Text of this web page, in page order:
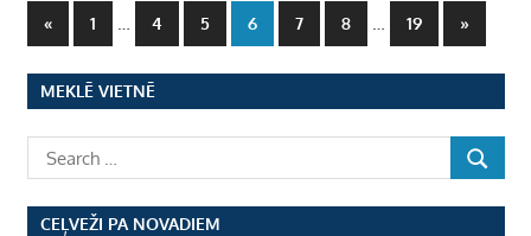
Ziņu
numerācija
pēc
lappusēm
«Previous
Posts
1 … 4 5 6 7 8 … 19
Next
Posts
»
MEKLĒ VIETNĒ
CEĻVEŽI PA NOVADIEM